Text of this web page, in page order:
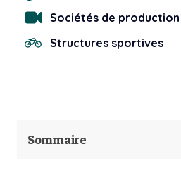
Sociétés de production
Structures sportives
Sommaire